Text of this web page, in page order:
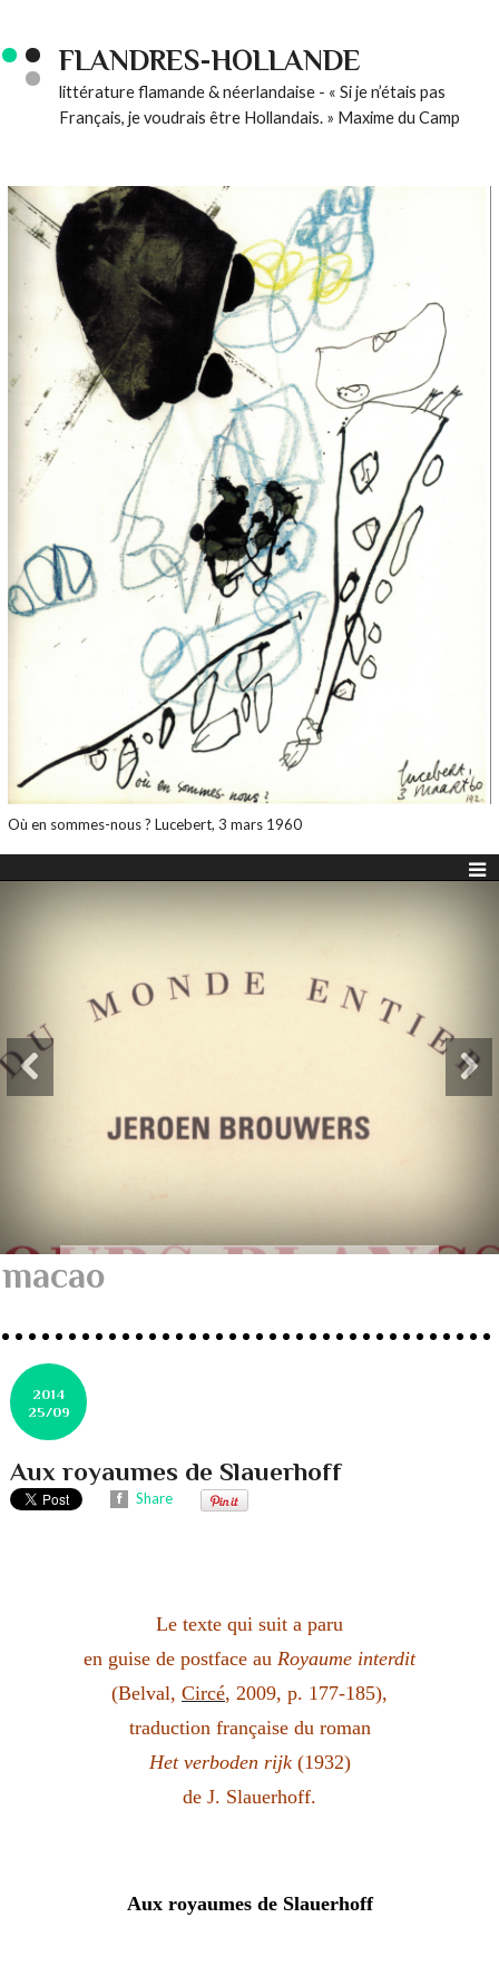
FLANDRES-HOLLANDE
littérature flamande & néerlandaise - « Si je n’étais pas
Français, je voudrais être Hollandais. » Maxime du Camp
Où en sommes-nous ? Lucebert, 3 mars 1960
macao
2014
25/09
Aux royaumes de Slauerhoff
Share
Le texte qui suit a paru
en guise de postface au Royaume interdit
(Belval, Circé, 2009, p. 177-185),
traduction française du roman
Het verboden rijk(1932)
de J. Slauerhoff.
Aux royaumes de Slauerhoff